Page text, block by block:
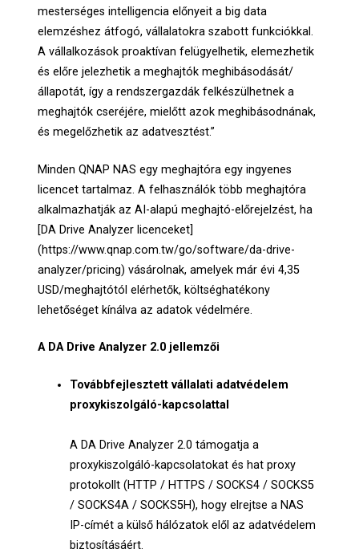
mesterséges intelligencia előnyeit a big data
elemzéshez átfogó, vállalatokra szabott funkciókkal.
A vállalkozások proaktívan felügyelhetik, elemezhetik
és előre jelezhetik a meghajtók meghibásodását/
állapotát, így a rendszergazdák felkészülhetnek a
meghajtók cseréjére, mielőtt azok meghibásodnának,
és megelőzhetik az adatvesztést.”
Minden QNAP NAS egy meghajtóra egy ingyenes
licencet tartalmaz. A felhasználók több meghajtóra
alkalmazhatják az AI-alapú meghajtó-előrejelzést, ha
[DA Drive Analyzer licenceket]
(https://www.qnap.com.tw/go/software/da-drive-
analyzer/pricing) vásárolnak, amelyek már évi 4,35
USD/meghajtótól elérhetők, költséghatékony
lehetőséget kínálva az adatok védelmére.
A DA Drive Analyzer 2.0 jellemzői
Továbbfejlesztett vállalati adatvédelem
proxykiszolgáló-kapcsolattal
A DA Drive Analyzer 2.0 támogatja a
proxykiszolgáló-kapcsolatokat és hat proxy
protokollt (HTTP / HTTPS / SOCKS4 / SOCKS5
/ SOCKS4A / SOCKS5H), hogy elrejtse a NAS
IP-címét a külső hálózatok elől az adatvédelem
biztosításáért.